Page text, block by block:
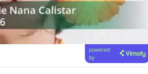
powered
by